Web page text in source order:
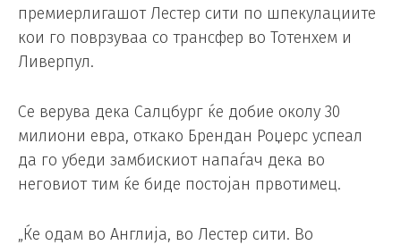
премиерлигашот Лестер сити по шпекулациите
кои го поврзуваа со трансфер во Тотенхем и
Ливерпул.
Се верува дека Салцбург ќе добие околу 30
милиони евра, откако Брендан Роџерс успеал
да го убеди замбискиот напаѓач дека во
неговиот тим ќе биде постојан првотимец.
„Ќе одам во Англија, во Лестер сити. Во